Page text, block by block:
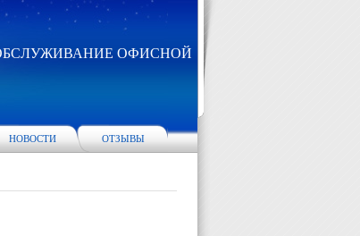
ОФИСНОЙ
НОВОСТИ ОТЗЫВЫ